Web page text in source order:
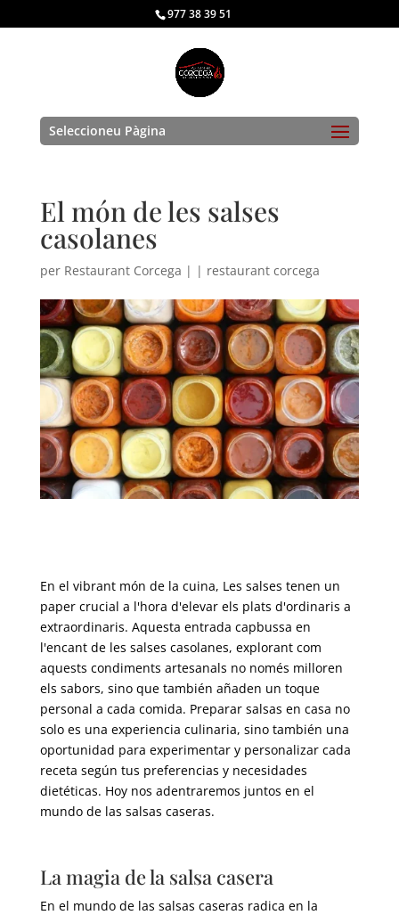
977 38 39 51
Seleccioneu Pàgina
El món de les salses
casolanes
per Restaurant Corcega | | restaurant corcega
En el vibrant món de la cuina, Les salses tenen un
paper crucial a l'hora d'elevar els plats d'ordinaris a
extraordinaris. Aquesta entrada capbussa en
l'encant de les salses casolanes, explorant com
aquests condiments artesanals no només milloren
els sabors, sino que también añaden un toque
personal a cada comida. Preparar salsas en casa no
solo es una experiencia culinaria, sino también una
oportunidad para experimentar y personalizar cada
receta según tus preferencias y necesidades
dietéticas. Hoy nos adentraremos juntos en el
mundo de las salsas caseras.
La magia de la salsa casera
En el mundo de las salsas caseras radica en la